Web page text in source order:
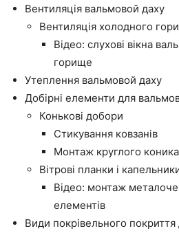
Вентиляція вальмовой даху
Вентиляція холодного
Відео: слухові вікна
горище
Утеплення вальмовой даху
Добірні елементи для
Конькові добори
Стикування ковзанів
Монтаж круглого коника
Вітрові планки і
Відео: монтаж
елементів
Види покрівельного покриття